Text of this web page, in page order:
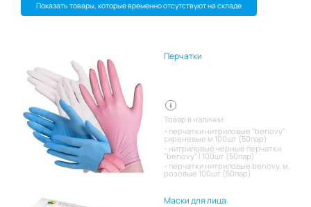
Показать товары, которые временно отсутствуют на складе
Перчатки
Товар в наличии:
перчатки нитриловые "benovy"
сиреневые м 100шт (50пар)
нитриловые черные перчатки
"benovy" l 100шт (50пар)
перчатки нитриловые benovy, м,
розовые 100шт (50пар)
Маски для лица